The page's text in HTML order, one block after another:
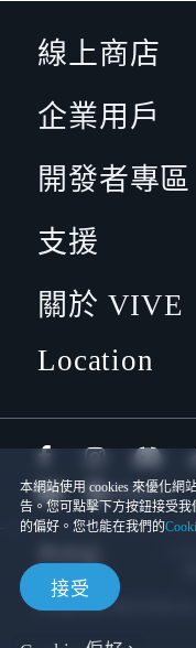
本網站使用 cookies 來優化網
告。您可點擊下方按鈕接受我
的偏好。您也能在我們的
接受
線上商店
企業用戶
開發者專區
支援
關於 VIVE
Location
宏達國際電子股份有限公司